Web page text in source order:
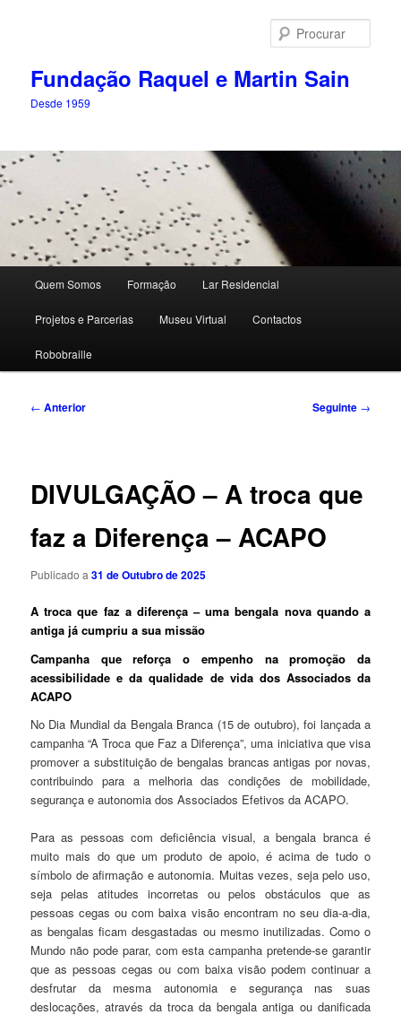
primárioFundação Raquel e Martin Sain
Desde 1959
principal
Quem Somos Formação Lar Residencial
Projetos e Parcerias Museu Virtual Contactos
Robobraille
Navegação
← Anterior Seguinte →
DIVULGAÇÃO – A troca que
faz a Diferença – ACAPO
Publicado a31 de Outubro de 2025
A troca que faz a diferença – uma bengala nova quando a
antiga já cumpriu a sua missão
Campanha que reforça o empenho na promoção da
acessibilidade e da qualidade de vida dos Associados da
ACAPO
No Dia Mundial da Bengala Branca (15 de outubro), foi lançada a
campanha “A Troca que Faz a Diferença”, uma iniciativa que visa
promover a substituição de bengalas brancas antigas por novas,
contribuindo para a melhoria das condições de mobilidade,
segurança e autonomia dos Associados Efetivos da ACAPO.
Para as pessoas com deficiência visual, a bengala branca é
muito mais do que um produto de apoio, é acima de tudo o
símbolo de afirmação e autonomia. Muitas vezes, seja pelo uso,
seja pelas atitudes incorretas ou pelos obstáculos que as
pessoas cegas ou com baixa visão encontram no seu dia-a-dia,
as bengalas ficam desgastadas ou mesmo inutilizadas. Como o
Mundo não pode parar, com esta campanha pretende-se garantir
que as pessoas cegas ou com baixa visão podem continuar a
desfrutar da mesma autonomia e segurança nas suas
deslocações, através da troca da bengala antiga ou danificada